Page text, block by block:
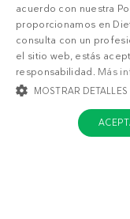
acuerdo con nuestra
proporcionamos en
consulta con un
el sitio web, estás
responsabilidad. Más
MOSTRAR DETALLES